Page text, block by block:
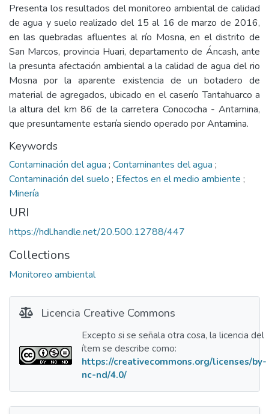
Presenta los resultados del monitoreo ambiental de calidad
de agua y suelo realizado del 15 al 16 de marzo de 2016,
en las quebradas afluentes al río Mosna, en el distrito de
San Marcos, provincia Huari, departamento de Áncash, ante
la presunta afectación ambiental a la calidad de agua del rio
Mosna por la aparente existencia de un botadero de
material de agregados, ubicado en el caserío Tantahuarco a
la altura del km 86 de la carretera Conococha - Antamina,
que presuntamente estaría siendo operado por Antamina.
Keywords
Contaminación del agua ; Contaminantes del agua ;
Contaminación del suelo ; Efectos en el medio ambiente ;
Minería
URI
https://hdl.handle.net/20.500.12788/447
Collections
Monitoreo ambiental
Licencia Creative Commons
Excepto si se señala otra cosa, la licencia del
ítem se describe como:
https://creativecommons.org/licenses/by-
nc-nd/4.0/